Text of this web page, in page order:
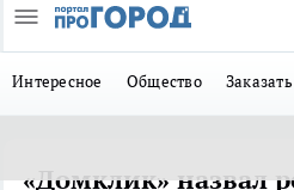
Интересное Общество
«Домклик» назвал